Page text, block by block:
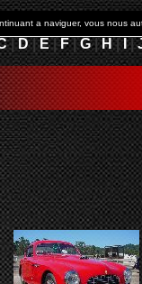
a naviguer, vous nous
|D|E|F|G|H|I|